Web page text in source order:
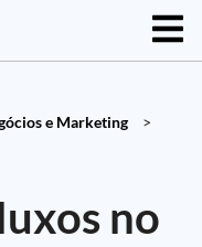
e Marketing
>
no